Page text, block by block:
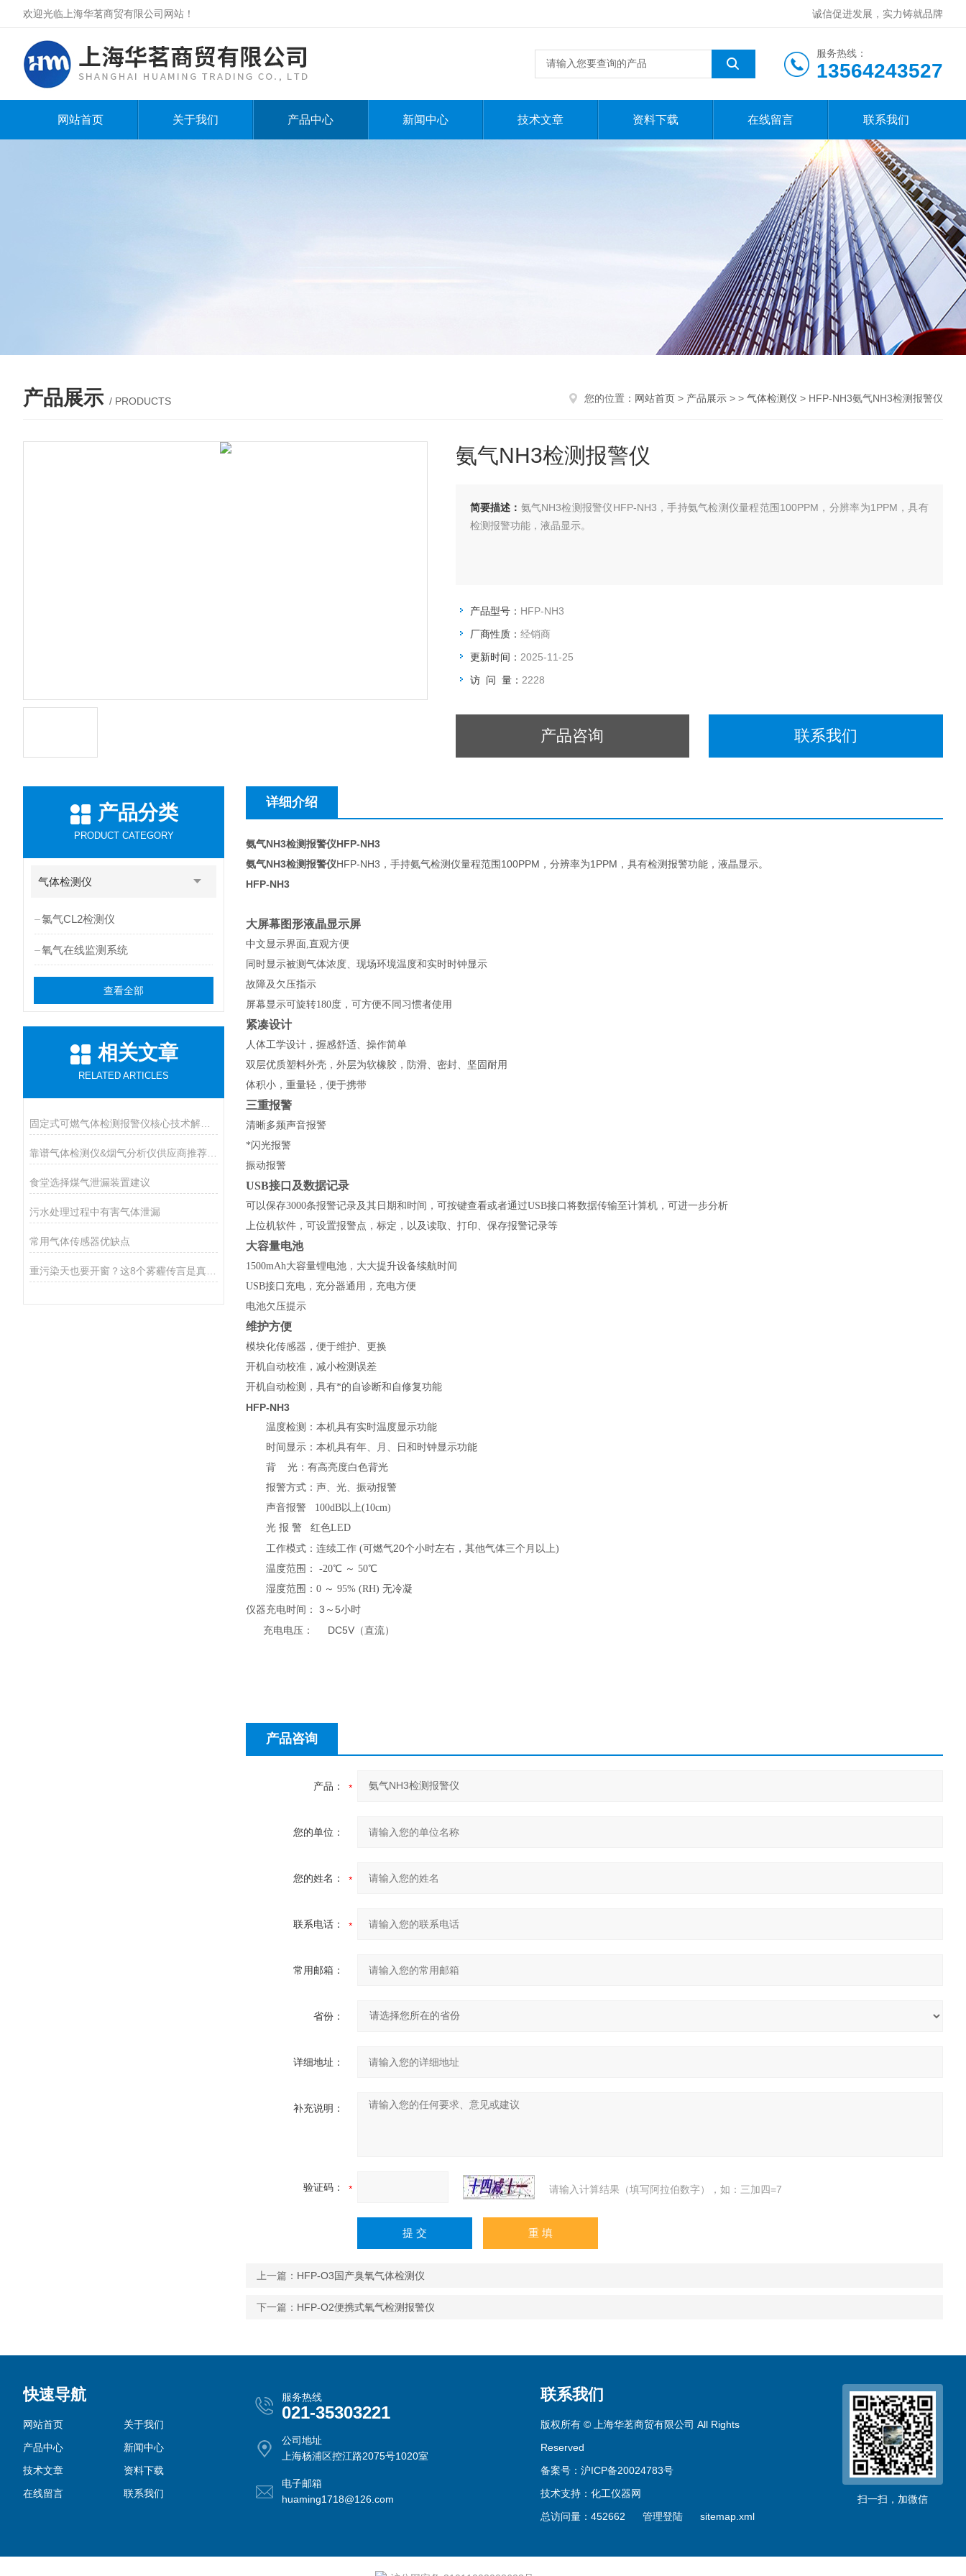
欢迎光临上海华茗商贸有限公司网站！ 诚信促进发展，实力铸就品牌
服务热线：
13564243527
网站首页 关于我们 产品中心 新闻中心 技术文章 资料下载 在线留言 联系我们
产品展示 / PRODUCTS 您的位置： 网站首页 > 产品展示 > > 气体检测仪 > HFP-NH3氨气NH3检测报警仪
氨气NH3检测报警仪
简要描述： 氨气NH3检测报警仪HFP-NH3，手持氨气检测仪量程范围100PPM，分辨率为1PPM，具有
检测报警功能，液晶显示。
产品型号： HFP-NH3
厂商性质： 经销商
更新时间： 2025-11-25
访 问 量： 2228
产品咨询 联系我们
产品分类
PRODUCT CATEGORY
气体检测仪
氯气CL2检测仪
氧气在线监测系统
查看全部
相关文章
RELATED ARTICLES
食堂选择煤气泄漏装置建议
污水处理过程中有害气体泄漏
常用气体传感器优缺点
详细介绍
氨气NH3检测报警仪HFP-NH3
氨气NH3检测报警仪HFP-NH3，手持氨气检测仪量程范围100PPM，分辨率为1PPM，具有检测报警功能，液晶显示。
HFP-NH3
大屏幕图形液晶显示屏
中文显示界面,直观方便
同时显示被测气体浓度、现场环境温度和实时时钟显示
故障及欠压指示
屏幕显示可旋转180度，可方便不同习惯者使用
紧凑设计
人体工学设计，握感舒适、操作简单
双层优质塑料外壳，外层为软橡胶，防滑、密封、坚固耐用
体积小，重量轻，便于携带
三重报警
清晰多频声音报警
*闪光报警
振动报警
USB接口及数据记录
可以保存3000条报警记录及其日期和时间，可按键查看或者通过USB接口将数据传输至计算机，可进一步分析
上位机软件，可设置报警点，标定，以及读取、打印、保存报警记录等
大容量电池
1500mAh大容量锂电池，大大提升设备续航时间
USB接口充电，充分器通用，充电方便
电池欠压提示
维护方便
模块化传感器，便于维护、更换
开机自动校准，减小检测误差
开机自动检测，具有*的自诊断和自修复功能
HFP-NH3
温度检测：本机具有实时温度显示功能
时间显示：本机具有年、月、日和时钟显示功能
背 光：有高亮度白色背光
报警方式： 声、光、振动报警
声音报警 100dB以上(10cm)
光 报 警 红色LED
工作模式：连续工作 (可燃气20个小时左右，其他气体三个月以上)
温度范围： -20℃ ～ 50℃
湿度范围：0 ～ 95% (RH) 无冷凝
仪器充电时间：
3 ～ 5小时
充电电压：
DC5V（直流）
产品咨询
产品：
您的单位：
您的姓名：
联系电话：
常用邮箱：
省份：
详细地址：
补充说明：
验证码： 请输入计算结果（填写阿拉伯数字），如：三加四=7
上一篇： HFP-O3国产臭氧气体检测仪
下一篇： HFP-O2便携式氧气检测报警仪
快速导航
网站首页
关于我们
产品中心
新闻中心
技术文章
资料下载
在线留言
联系我们
服务热线
021-35303221
公司地址
上海杨浦区控江路2075号1020室
电子邮箱
huaming1718@126.com
联系我们
版权所有 © 上海华茗商贸有限公司 All Rights
Reserved
备案号：沪ICP备20024783号
技术支持： 化工仪器网
总访问量：452662 管理登陆 sitemap.xml
扫一扫，加微信